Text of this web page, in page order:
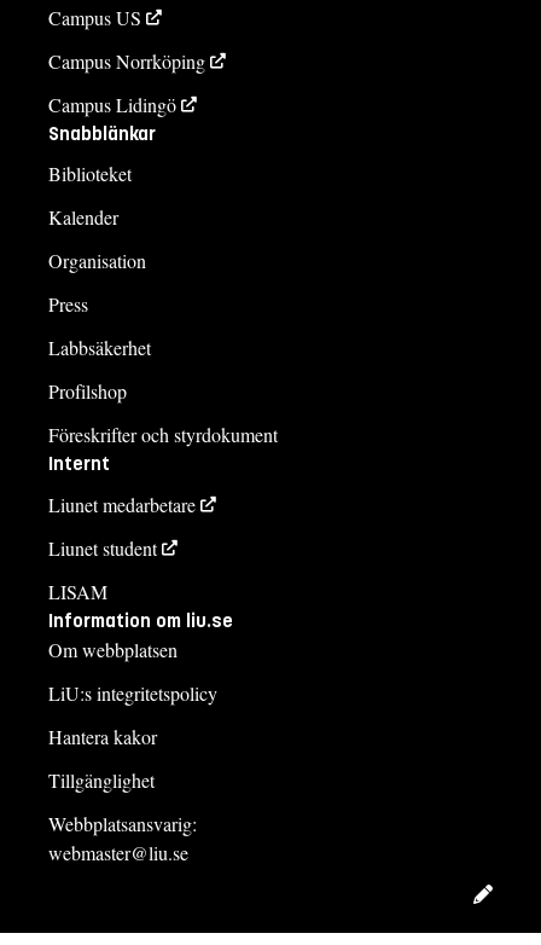
Campus US
Campus Norrköping
Campus Lidingö
Snabblänkar
Biblioteket
Kalender
Organisation
Press
Labbsäkerhet
Profilshop
Föreskrifter och styrdokument
Internt
Liunet medarbetare
Liunet student
LISAM
Information om liu.se
Om webbplatsen
LiU:s integritetspolicy
Hantera kakor
Tillgänglighet
Webbplatsansvarig:
webmaster@liu.se